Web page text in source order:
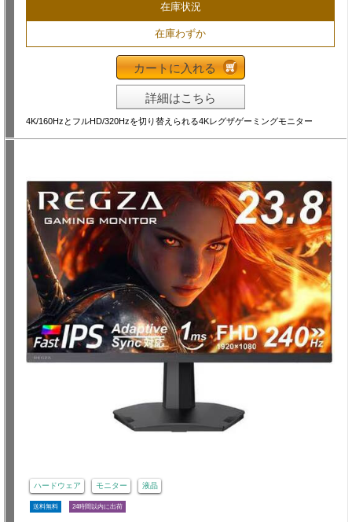
在庫状況
在庫わずか
カートに入れる
詳細はこちら
4K/160HzとフルHD/320Hzを切り替えられる4Kレグザゲーミングモニター
ハードウェア モニター 液晶
送料無料 24時間以内に出荷